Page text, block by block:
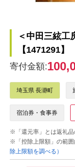
＜中田三絃工
【1471291】
寄付金額:
埼玉県 長瀞町
宿泊券・食事券
※「還元率」とは返礼
※「控除上限額」の範囲
除上限額を調べる）